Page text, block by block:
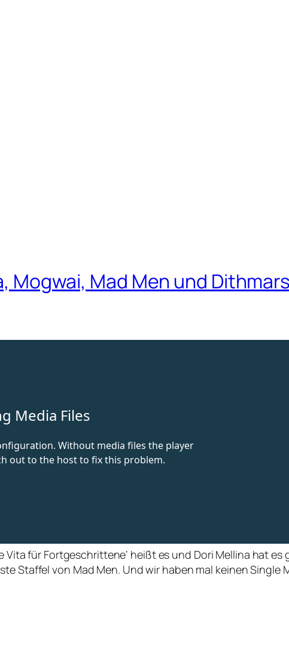
Mogwai, Mad Men und
Vita für Fortgeschrittene‘ heißt es und Dori Mellina hat
Staffel von Mad Men. Und wir haben mal keinen Single